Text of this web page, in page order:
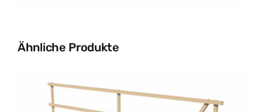
Ähnliche Produkte